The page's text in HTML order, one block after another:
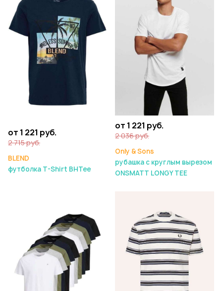
от 1 221 руб.
2 715 руб.
BLEND
футболка T-Shirt BHTee
от 1 221 руб.
2 036 руб.
Only & Sons
рубашка с круглым вырезом
ONSMATT LONGY TEE